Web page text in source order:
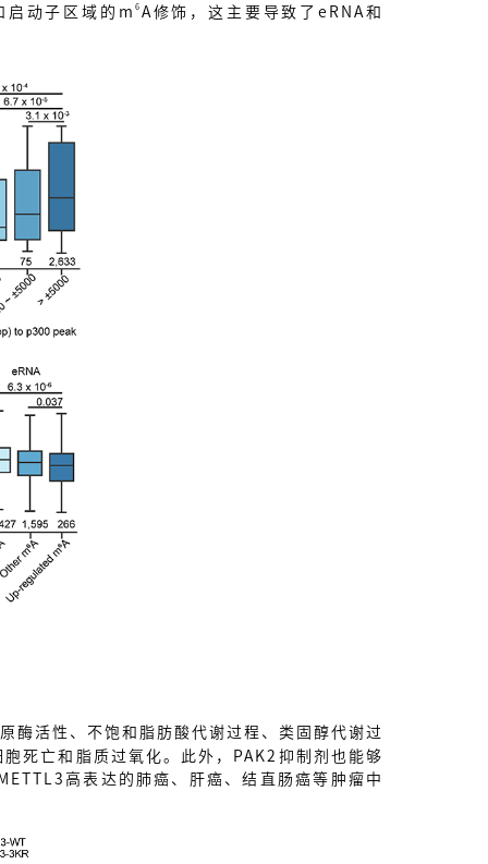
动子区域的m 6 A修饰，这主要导致了eRNA和
酶活性、不饱和脂肪酸代谢过程、类固醇代谢过
死亡和脂质过氧化。此外，PAK2抑制剂也能够
高表达的肺癌、肝癌、结直肠癌等肿瘤中